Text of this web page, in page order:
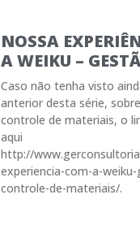
NOSSA
A WEIKU –
Caso não tenha visto
anterior desta série,
controle de materiais, o
aqui
http://
experiencia-com-a-
controle-de-materiais/.